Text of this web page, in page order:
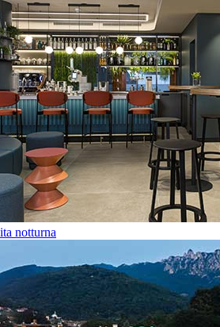
notturna